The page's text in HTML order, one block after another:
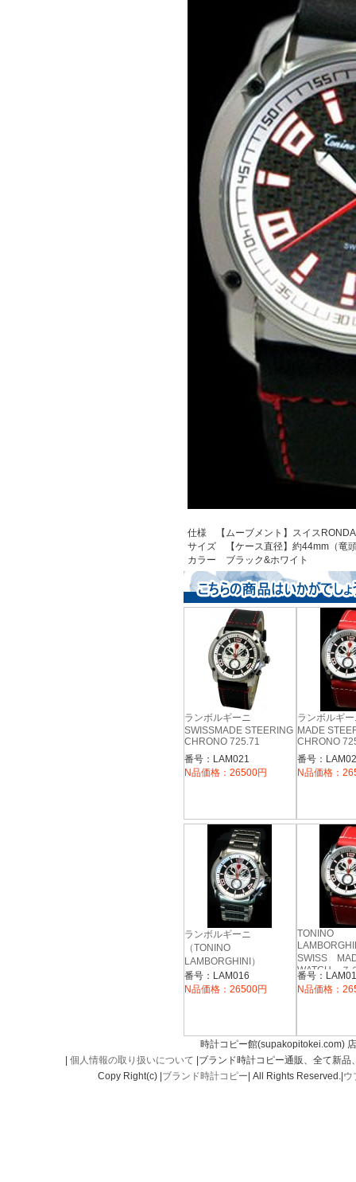
仕様 【ムーブメント】スイス
サイズ 【ケース直径】約44mm（竜
カラー ブラック&ホワイト
ランボルギーニ
SWISSMADE STEERING
CHRONO 725.71
番号：LAM021
N品価格：26500円
ランボルギ
MADE
CHRONO
番号：
N品価格：
ランボルギーニ
（TONINO
LAMBORGHINI）
SWISS MADE
WATCH ７２５．７８
番号：LAM016
N品価格：26500円
TONINO
SWISS
WATCH ７
ＳＴＥＥＲ
番号：
N品価格：
時計コピー館(supakopitokei.com)
個人情報の取り扱いについて |ブランド時計コピー通販、全て新
Copy Right(c) | ブランド時計コピー | All Rights Reserved.| ウ